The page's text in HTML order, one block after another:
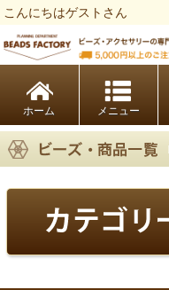
こんにちはゲストさん
ホーム